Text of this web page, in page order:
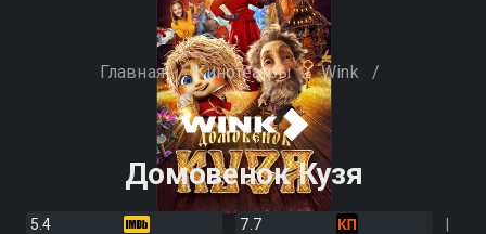
Главная / Кинотеатры / Wink /
Домовенок Кузя
5.4
7.7